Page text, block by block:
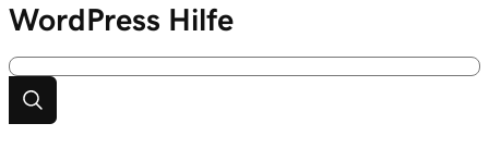
WordPress Hilfe